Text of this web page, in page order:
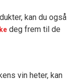
kan du også
deg frem til de
vin heter, kan